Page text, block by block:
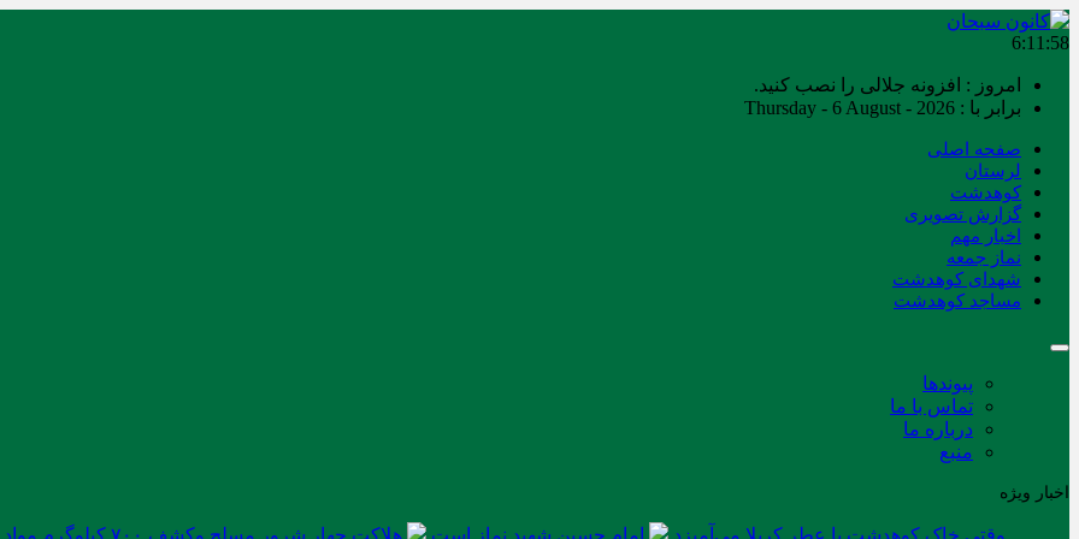
6:11:58
امروز : افزونه جلالی را نصب کنید.
برابر با : Thursday - 6 August - 2026
صفحه اصلی
لرستان
کوهدشت
گزارش تصویری
اخبار مهم
نماز جمعه
شهدای کوهدشت
مساجد کوهدشت
پیوندها
تماس با ما
درباره ما
منبع
اخبار ویژه
وقتی خاک کوهدشت با عطر کربلا می‌آمیزد امام حسین شهید نماز است هلاکت چهار شرور مسلح وکشف ۷۰۰ کیلوگرم مواد مخدر